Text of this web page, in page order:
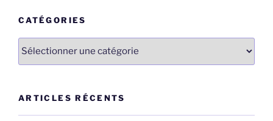
CATÉGORIES
Catégories
ARTICLES RÉCENTS